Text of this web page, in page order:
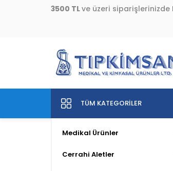
3500 TL ve üzeri siparişlerinizde
TÜM KATEGORILER
Medikal Ürünler
Cerrahi Aletler